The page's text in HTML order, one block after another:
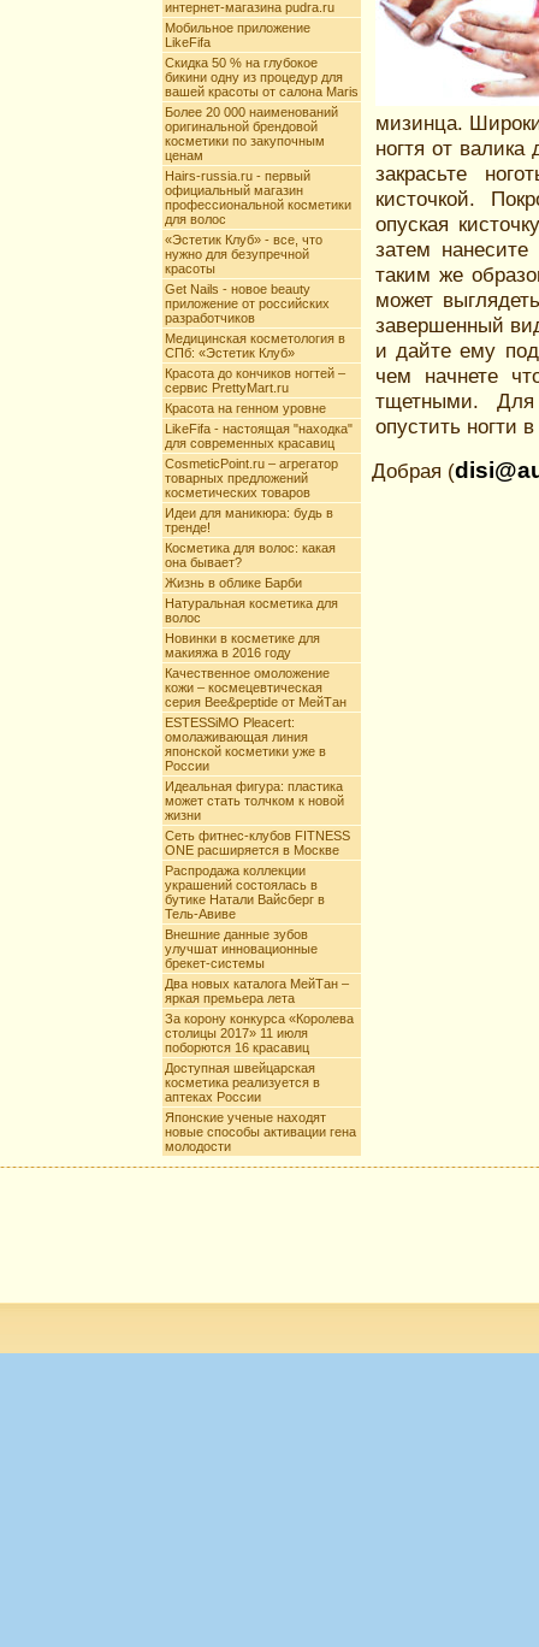
интернет-магазина pudra.ru
Мобильное приложение
LikeFifa
Скидка 50 % на глубокое
бикини одну из процедур для
вашей красоты от салона Maris
Более 20 000 наименований
оригинальной брендовой
косметики по закупочным
ценам
Hairs-russia.ru - первый
официальный магазин
профессиональной косметики
для волос
«Эстетик Клуб» - все, что
нужно для безупречной
красоты
Get Nails - новое beauty
приложение от российских
разработчиков
Медицинская косметология в
СПб: «Эстетик Клуб»
Красота до кончиков ногтей –
сервис PrettyMart.ru
Красота на генном уровне
LikeFifa - настоящая "находка"
для современных красавиц
CosmeticPoint.ru – агрегатор
товарных предложений
косметических товаров
Идеи для маникюра: будь в
тренде!
Косметика для волос: какая
она бывает?
Жизнь в облике Барби
Натуральная косметика для
волос
Новинки в косметике для
макияжа в 2016 году
Качественное омоложение
кожи – космецевтическая
серия Bee&peptide от МейТан
ESTESSiMO Pleacert:
омолаживающая линия
японской косметики уже в
России
Идеальная фигура: пластика
может стать толчком к новой
жизни
Сеть фитнес-клубов FITNESS
ONE расширяется в Москве
Распродажа коллекции
украшений состоялась в
бутике Натали Вайсберг в
Тель-Авиве
Внешние данные зубов
улучшат инновационные
брекет-системы
Два новых каталога МейТан –
яркая премьера лета
За корону конкурса «Королева
столицы 2017» 11 июля
поборются 16 красавиц
Доступная швейцарская
косметика реализуется в
аптеках России
Японские ученые находят
новые способы активации гена
молодости
мизинца.
ногтя от
закрасьте
кисточкой.
опуская
затем нанесите
таким же
может
завершенный
и дайте ему
чем начнете
тщетными.
опустить ногти
Добрая (